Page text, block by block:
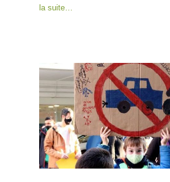
la suite…